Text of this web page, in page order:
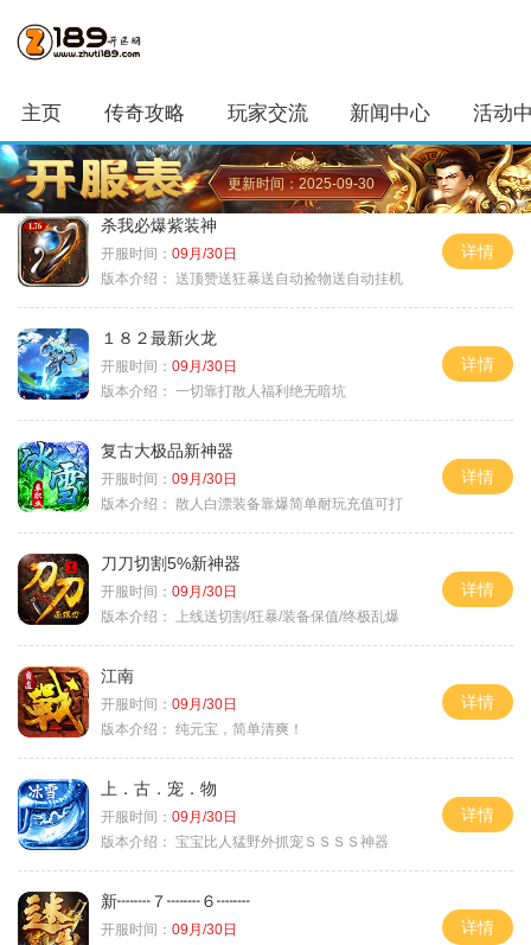
主页 传奇攻略 玩家交流 新闻中心 活动
更新时间：2025-09-30
杀我必爆紫装神
开服时间： 09月/30日
版本介绍： 送顶赞送狂暴送自动捡物送自动挂机
详情
１８２最新火龙
开服时间： 09月/30日
版本介绍： 一切靠打散人福利绝无暗坑
详情
复古大极品新神器
开服时间： 09月/30日
版本介绍： 散人白漂装备靠爆简单耐玩充值可打
详情
刀刀切割5%新神器
开服时间： 09月/30日
版本介绍：
上线送切割/狂暴/装备保值/终极乱爆
详情
江南
开服时间： 09月/30日
版本介绍： 纯元宝，简单清爽！
详情
上．古．宠．物
开服时间： 09月/30日
版本介绍： 宝宝比人猛野外抓宠ＳＳＳＳ神器
详情
新┉┉７┉┉６┉┉
开服时间： 09月/30日
详情